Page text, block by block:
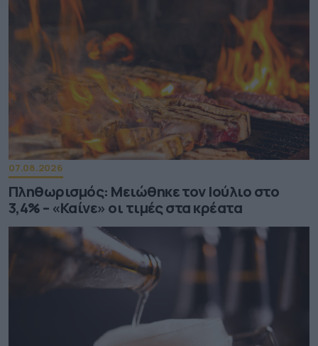
07.08.2026
Πληθωρισμός: Μειώθηκε τον Ιούλιο στο
3,4% – «Καίνε» οι τιμές στα κρέατα